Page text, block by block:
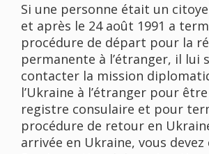
Si une personne était un
et après le 24 août 1991 a
procédure de départ pour la
permanente à l’étranger, il lui
contacter la mission
l’Ukraine à l’étranger pour
registre consulaire et pour
procédure de retour en
arrivée en Ukraine, vous